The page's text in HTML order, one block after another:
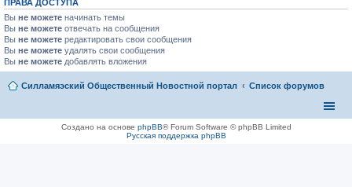
н
и
ю
у
с
о
б
щ
е
н
ю
н
н
о
м
у
с
о
щ
ПРАВА ДОСТУПА
Вы не можете начинать темы
Вы не можете отвечать на сообщения
Вы не можете редактировать свои сообщения
Вы не можете удалять свои сообщения
Вы не можете добавлять вложения
Силламяэский Общественный Новостной портал Список форумов
Создано на основе phpBB® Forum Software © phpBB Limited
Русская поддержка phpBB